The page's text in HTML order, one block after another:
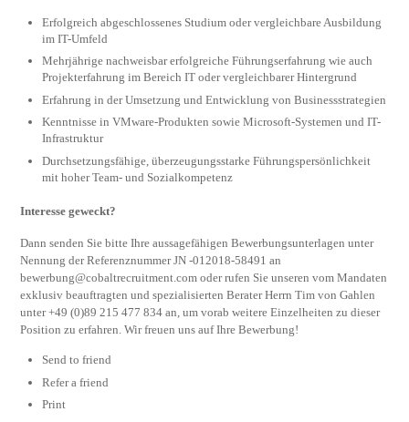
Erfolgreich abgeschlossenes Studium oder vergleichbare Ausbildung
im IT-Umfeld
Mehrjährige nachweisbar erfolgreiche Führungserfahrung wie auch
Projekterfahrung im Bereich IT oder vergleichbarer Hintergrund
Erfahrung in der Umsetzung und Entwicklung von Businessstrategien
Kenntnisse in VMware-Produkten sowie Microsoft-Systemen und IT-
Infrastruktur
Durchsetzungsfähige, überzeugungsstarke Führungspersönlichkeit
mit hoher Team- und Sozialkompetenz
Interesse geweckt?
Dann senden Sie bitte Ihre aussagefähigen Bewerbungsunterlagen unter
Nennung der Referenznummer JN -012018-58491 an
bewerbung@cobaltrecruitment.com oder rufen Sie unseren vom Mandaten
exklusiv beauftragten und spezialisierten Berater Herrn Tim von Gahlen
unter +49 (0)89 215 477 834 an, um vorab weitere Einzelheiten zu dieser
Position zu erfahren. Wir freuen uns auf Ihre Bewerbung!
Send to friend
Refer a friend
Print